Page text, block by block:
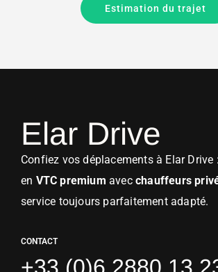
Estimation du trajet
Elar Drive
Confiez vos déplacements à Elar Drive
en VTC premium avecchauffeurs
service toujours parfaitement adapté.
CONTACT